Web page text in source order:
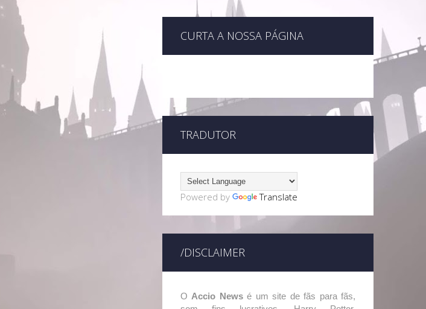
CURTA A NOSSA PÁGINA
TRADUTOR
Powered by Translate
/DISCLAIMER
O Accio Newsé um site de fãs para fãs,